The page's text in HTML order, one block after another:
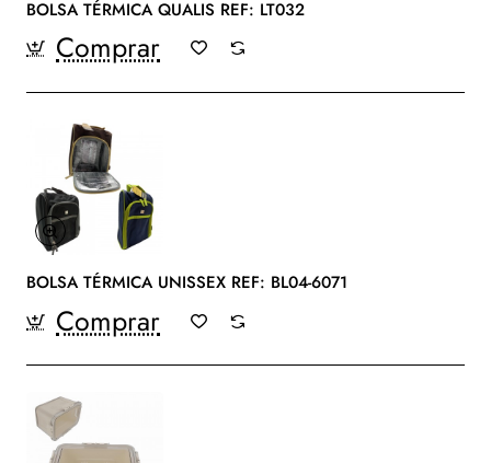
BOLSA TÉRMICA QUALIS REF: LT032
Comprar
BOLSA TÉRMICA UNISSEX REF: BL04-6071
Comprar